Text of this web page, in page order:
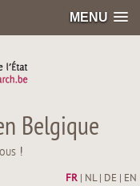
MENU
Belgique
!
FR| NL| DE EN